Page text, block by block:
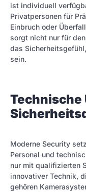
ist individuell
Privatpersonen für
Einbruch oder
sorgt nicht nur für
das
sein.
Moderne Security
Personal und
nur mit qualifizierten
innovativer Technik,
gehören